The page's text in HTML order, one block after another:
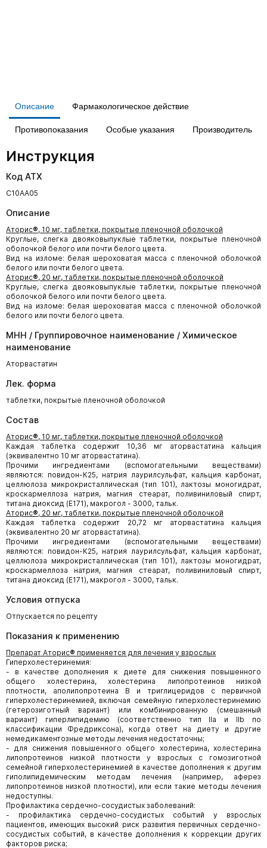
Описание Фармакологическое действие
Противопоказания Особые указания Производитель
Инструкция
Код АТХ
C10AA05
Описание
Аторис®, 10 мг, таблетки, покрытые пленочной оболочкой
Круглые, слегка двояковыпуклые таблетки, покрытые пленочной
оболочкой белого или почти белого цвета.
Вид на изломе: белая шероховатая масса с пленочной оболочкой
белого или почти белого цвета.
Аторис®, 20 мг, таблетки, покрытые пленочной оболочкой
Круглые, слегка двояковыпуклые таблетки, покрытые пленочной
оболочкой белого или почти белого цвета.
Вид на изломе: белая шероховатая масса с пленочной оболочкой
белого или почти белого цвета.
МНН / Группировочное наименование / Химическое
наименование
Аторвастатин
Лек. форма
таблетки, покрытые пленочной оболочкой
Состав
Аторис®, 10 мг, таблетки, покрытые пленочной оболочкой
Каждая таблетка содержит 10,36 мг аторвастатина кальция
(эквивалентно 10 мг аторвастатина).
Прочими ингредиентами (вспомогательными веществами)
являются: повидон-К25, натрия лаурилсульфат, кальция карбонат,
целлюлоза микрокристаллическая (тип 101), лактозы моногидрат,
кроскармеллоза натрия, магния стеарат, поливиниловый спирт,
титана диоксид (E171), макрогол - 3000, тальк.
Аторис®, 20 мг, таблетки, покрытые пленочной оболочкой
Каждая таблетка содержит 20,72 мг аторвастатина кальция
(эквивалентно 20 мг аторвастатина).
Прочими ингредиентами (вспомогательными веществами)
являются: повидон-К25, натрия лаурилсульфат, кальция карбонат,
целлюлоза микрокристаллическая (тип 101), лактозы моногидрат,
кроскармеллоза натрия, магния стеарат, поливиниловый спирт,
титана диоксид (E171), макрогол - 3000, тальк.
Условия отпуска
Отпускается по рецепту
Показания к применению
Препарат Аторис® применяется для лечения у взрослых
Гиперхолестеринемия:
- в качестве дополнения к диете для снижения повышенного
общего холестерина, холестерина липопротеинов низкой
плотности, аполипопротеина В и триглицеридов с первичной
гиперхолестеринемией, включая семейную гиперхолестеринемию
(гетерозиготный вариант) или комбинированную (смешанный
вариант) гиперлипидемию (соответственно тип IIa и IIb по
классификации Фредриксона), когда ответ на диету и другие
немедикаментозные методы лечения недостаточны;
- для снижения повышенного общего холестерина, холестерина
липопротеинов низкой плотности у взрослых с гомозиготной
семейной гиперхолестеринемией в качестве дополнения к другим
гиполипидемическим методам лечения (например, аферез
липопротеинов низкой плотности), или если такие методы лечения
недоступны.
Профилактика сердечно-сосудистых заболеваний:
- профилактика сердечно-сосудистых событий у взрослых
пациентов, имеющих высокий риск развития первичных сердечно-
сосудистых событий, в качестве дополнения к коррекции других
факторов риска;